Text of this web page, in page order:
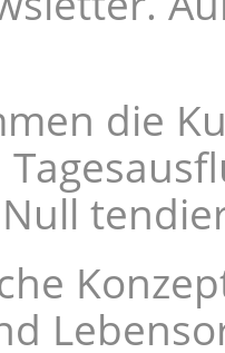
die